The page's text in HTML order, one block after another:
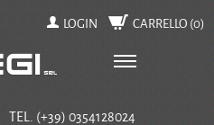
LOGIN CARRELLO (0)
TEL. (+39) 0354128024